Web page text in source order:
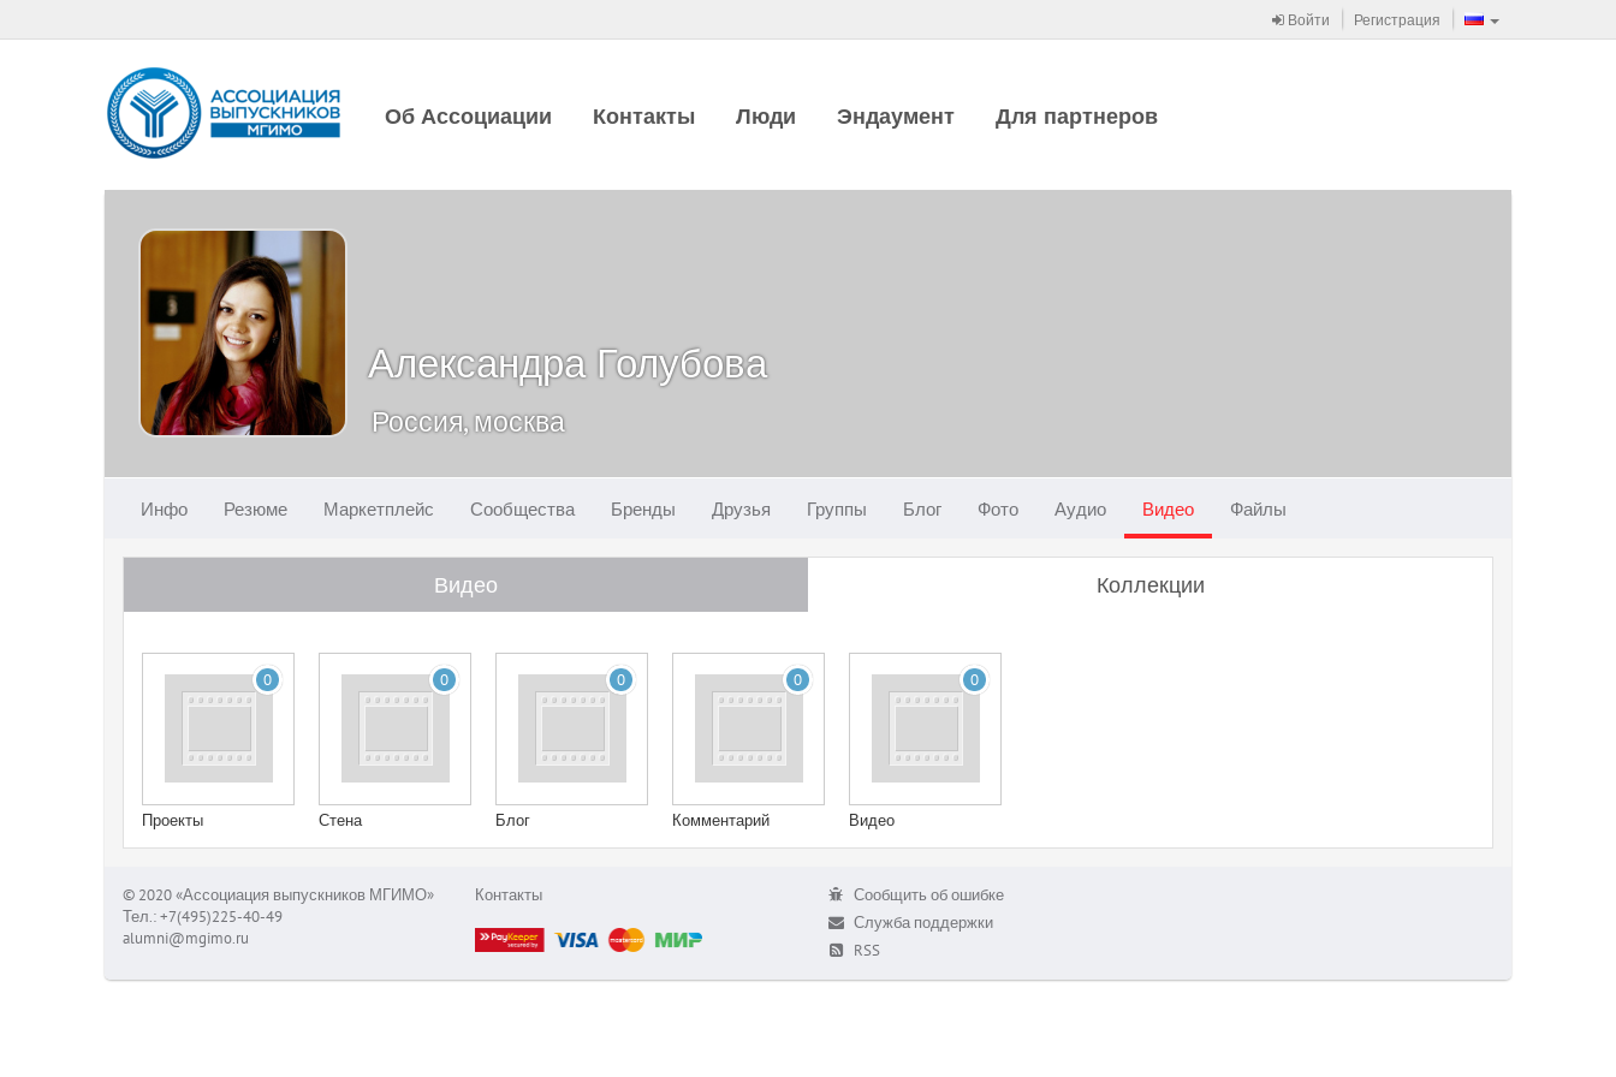
Войти Регистрация
Об Ассоциации Контакты Люди Эндаумент Для партнеров
Александра Голубова
Россия, москва
Инфо Резюме Маркетплейс Сообщества Бренды Друзья Группы Блог Фото Аудио Видео Файлы
Видео Коллекции
0
Проекты
0
Стена
0
Блог
0
Комментарий
0
Видео
© 2020 «Ассоциация выпускников МГИМО»
Тел.: +7(495)225-40-49
alumni@mgimo.ru
Контакты
Сообщить об ошибке
Служба поддержки
RSS